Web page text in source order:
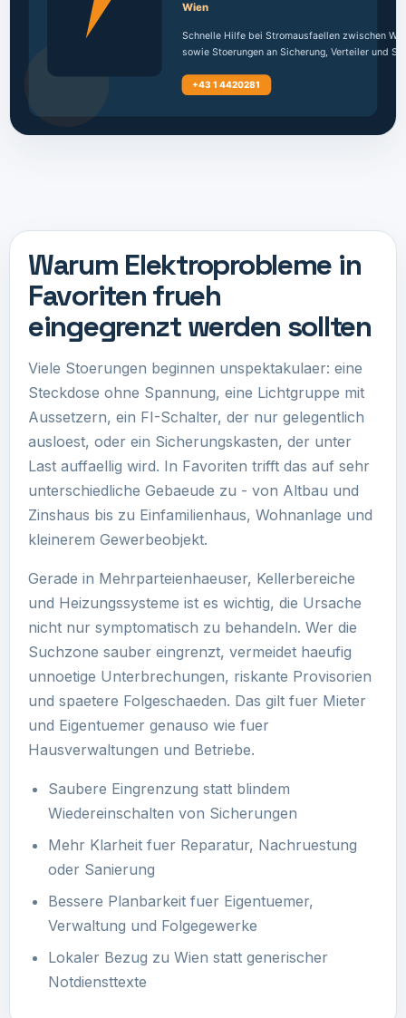
Warum Elektroprobleme in
Favoriten frueh
eingegrenzt werden sollten
Viele Stoerungen beginnen unspektakulaer: eine
Steckdose ohne Spannung, eine Lichtgruppe mit
Aussetzern, ein FI-Schalter, der nur gelegentlich
ausloest, oder ein Sicherungskasten, der unter
Last auffaellig wird. In Favoriten trifft das auf sehr
unterschiedliche Gebaeude zu - von Altbau und
Zinshaus bis zu Einfamilienhaus, Wohnanlage und
kleinerem Gewerbeobjekt.
Gerade in Mehrparteienhaeuser, Kellerbereiche
und Heizungssysteme ist es wichtig, die Ursache
nicht nur symptomatisch zu behandeln. Wer die
Suchzone sauber eingrenzt, vermeidet haeufig
unnoetige Unterbrechungen, riskante Provisorien
und spaetere Folgeschaeden. Das gilt fuer Mieter
und Eigentuemer genauso wie fuer
Hausverwaltungen und Betriebe.
Saubere Eingrenzung statt blindem
Wiedereinschalten von Sicherungen
Mehr Klarheit fuer Reparatur, Nachruestung
oder Sanierung
Bessere Planbarkeit fuer Eigentuemer,
Verwaltung und Folgegewerke
Lokaler Bezug zu Wien statt generischer
Notdiensttexte